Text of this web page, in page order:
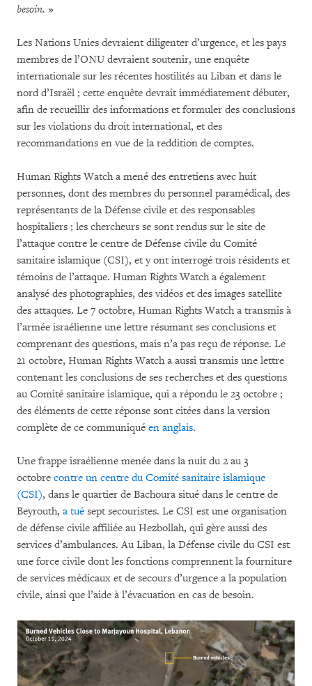
besoin. »
Les Nations Unies devraient diligenter d’urgence, et les pays
membres de l’ONU devraient soutenir, une enquête
internationale sur les récentes hostilités au Liban et dans le
nord d’Israël ; cette enquête devrait immédiatement débuter,
afin de recueillir des informations et formuler des conclusions
sur les violations du droit international, et des
recommandations en vue de la reddition de comptes.
Human Rights Watch a mené des entretiens avec huit
personnes, dont des membres du personnel paramédical, des
représentants de la Défense civile et des responsables
hospitaliers ; les chercheurs se sont rendus sur le site de
l’attaque contre le centre de Défense civile du Comité
sanitaire islamique (CSI), et y ont interrogé trois résidents et
témoins de l’attaque. Human Rights Watch a également
analysé des photographies, des vidéos et des images satellite
des attaques. Le 7 octobre, Human Rights Watch a transmis à
l’armée israélienne une lettre résumant ses conclusions et
comprenant des questions, mais n’a pas reçu de réponse. Le
21 octobre, Human Rights Watch a aussi transmis une lettre
contenant les conclusions de ses recherches et des questions
au Comité sanitaire islamique, qui a répondu le 23 octobre ;
des éléments de cette réponse sont citées dans la version
complète de ce communiqué en anglais.
Une frappe israélienne menée dans la nuit du 2 au 3
octobre contre un centre du Comité sanitaire islamique
(CSI), dans le quartier de Bachoura situé dans le centre de
Beyrouth, a tué sept secouristes. Le CSI est une organisation
de défense civile affiliée au Hezbollah, qui gère aussi des
services d’ambulances. Au Liban, la Défense civile du CSI est
une force civile dont les fonctions comprennent la fourniture
de services médicaux et de secours d’urgence a la population
civile, ainsi que l’aide à l’évacuation en cas de besoin.